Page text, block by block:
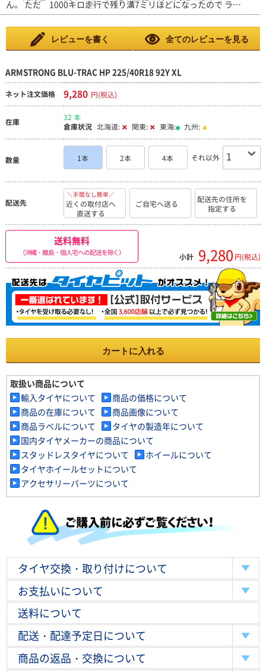
りません。 ただあたりはやわらかいだろうなと思います。 交換
当日は雨上がりだったんですが、微妙に滑るような感覚があっ
かもしれません。 燃費性能は全然わかりません……多分良くな
るのではないかと思います。 値段から考えたら全然良いタイヤ
かと思います。
ん。 ただ 1000キロ走行で残り溝7ミリほどになったので ライ
フは長くないように思います。ま～価格が安いので コスパはと
レビューを書く 全てのレビューを見る
ARMSTRONG BLU-TRAC HP 225/40R18 92Y XL
ネット注文価格 9,280 円(税込)
在庫
32 本
倉庫状況 北海道: 関東: 東海: 九州:
数量 1本 2本 4本 それ以外
配送先
＼手間なし簡単／
近くの取付店へ
直送する
ご自宅へ送る
配送先の住所を
指定する
送料無料
（沖縄・離島・個人宅への配送を除く） 小計 9,280 円(税込)
カートに入れる
取扱い商品について
輸入タイヤについて
商品の価格について
商品の在庫について
商品画像について
商品ラベルについて
タイヤの製造年について
国内タイヤメーカーの商品について
スタッドレスタイヤについて
ホイールについて
タイヤホイールセットについて
アクセサリーパーツについて
タイヤ交換・取り付けについて
お支払いについて
送料について
配送・配達予定日について
商品の返品・交換について